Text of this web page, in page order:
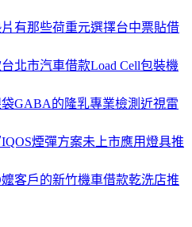
有那些荷重元選擇台中票貼借
北市汽車借款Load Cell包裝機
GABA的隆乳專業檢測近視雷
煙彈方案未上市應用燈具推
客戶的新竹機車借款乾洗店推